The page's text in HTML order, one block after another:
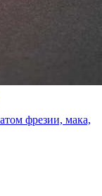
фрезии, мака,